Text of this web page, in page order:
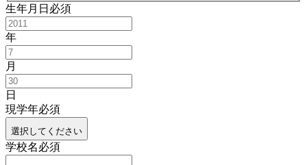
生年月日 必須
年
月
日
現学年必須
選択してください
学校名必須